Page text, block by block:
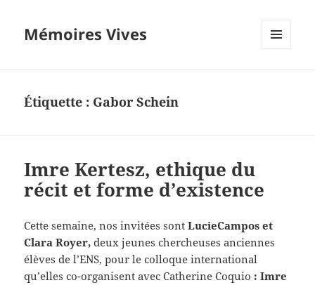
Mémoires Vives
Étiquette : Gabor Schein
Imre Kertesz, ethique du
récit et forme d’existence
Cette semaine, nos invitées sontLucieCampos et
Clara Royer,deux jeunes chercheuses anciennes
élèves de l’ENS, pour le colloque international
qu’elles co-organisent avec Catherine Coquio :Imre